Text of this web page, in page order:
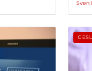
Sven